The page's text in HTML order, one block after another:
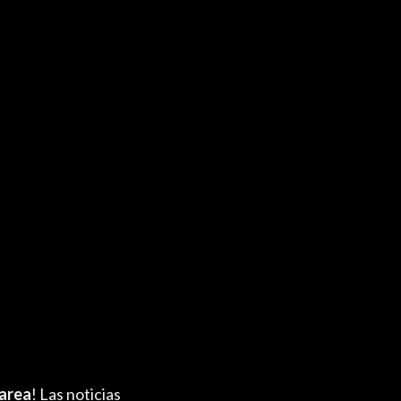
! Las noticias